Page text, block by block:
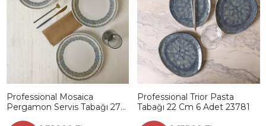
Professional Mosaica
Pergamon Servis Tabağı 27
Professional Trior Pasta
Tabağı 22 Cm 6 Adet 23781